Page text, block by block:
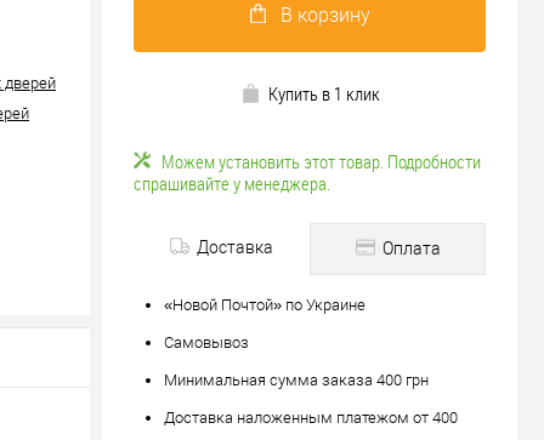
В корзину
Купить в 1 клик
Можем установить этот товар. Подробности
спрашивайте у менеджера.
Доставка Оплата
«Новой Почтой» по Украине
Самовывоз
Минимальная сумма заказа 400 грн
Доставка наложенным платежом от 400